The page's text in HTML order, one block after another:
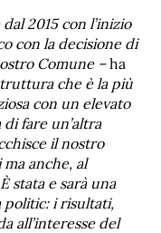
2015 con l’inizio
con la decisione di
Comune –ha
che è la più
con un elevato
fare un’altra
il nostro
anche, al
stata e sarà una
politic: i risultati,
all’interesse del